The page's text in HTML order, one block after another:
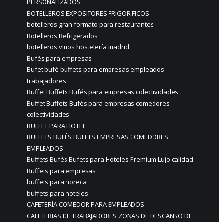
PERSONALIZADOS
BOTELLEROS EXPOSITORES FRIGORIFICOS
botelleros gran formato para restaurantes
Botelleros Refrigerados
botelleros vinos hostelería madrid
Bufés para empresas
Bufet bufé buffets para empresas empleados
trabajadores
Buffet Buffets Bufés para empresas colectividades
Buffet Buffets Bufés para empresas comedores
colectividades
BUFFET PARA HOTEL
BUFFETS BUFÉS BUFETS EMPRESAS COMEDORES
EMPLEADOS
Buffets Bufés Bufets para Hoteles Premium Lujo calidad
Buffets para empresas
buffets para horeca
buffets para hoteles
CAFETERÍA COMEDOR PARA EMPLEADOS
CAFETERIAS DE TRABAJADORES ZONAS DE DESCANSO DE